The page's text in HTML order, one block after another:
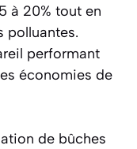
à 20% tout en
polluantes.
performant
économies de
de bûches